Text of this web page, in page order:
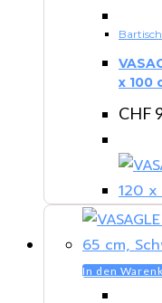
x 100
CHF
In den